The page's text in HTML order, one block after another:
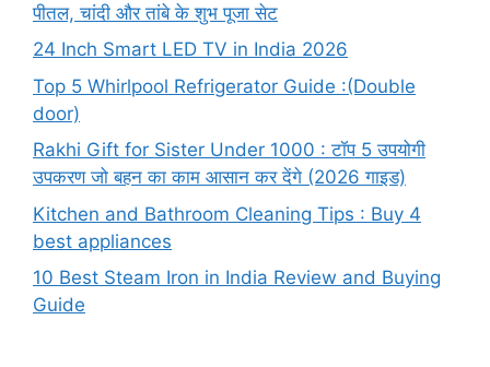
पीतल, चांदी और तांबे के शुभ पूजा सेट
24 Inch Smart LED TV in India 2026
Top 5 Whirlpool Refrigerator Guide :(Double
door)
Rakhi Gift for Sister Under 1000 : टॉप 5 उपयोगी
उपकरण जो बहन का काम आसान कर देंगे (2026 गाइड)
Kitchen and Bathroom Cleaning Tips : Buy 4
best appliances
10 Best Steam Iron in India Review and Buying
Guide